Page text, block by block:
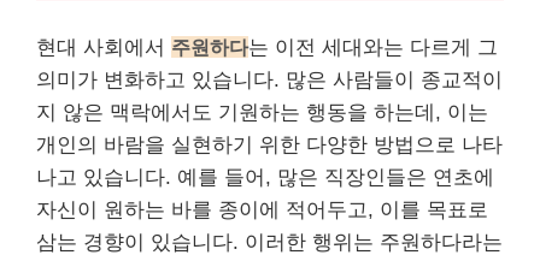
현대 사회에서 주원하다는 이전 세대와는 다르게 그
의미가 변화하고 있습니다. 많은 사람들이 종교적이
지 않은 맥락에서도 기원하는 행동을 하는데, 이는
개인의 바람을 실현하기 위한 다양한 방법으로 나타
나고 있습니다. 예를 들어, 많은 직장인 들은 연초에
자신이 원하는 바를 종이에 적어두고, 이를 목표로
삼는 경향이 있습니다. 이러한 행위는 주원하다라는